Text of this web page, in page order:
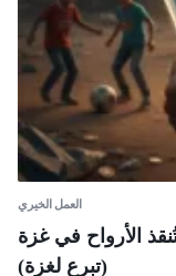
العمل الخيري
الأرواح في غزة
(تبرع لغزة)